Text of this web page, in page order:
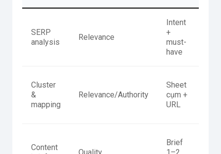
SERP
analysis
Relevance
Intent
+
must-
have
Cluster
&
mapping
Relevance/Authority
Sheet
cụm +
URL
Content
Brief